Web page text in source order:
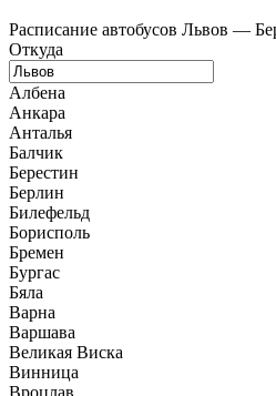
Расписание автобусов Львов —
Откуда
Албена
Анкара
Анталья
Балчик
Берестин
Берлин
Билефельд
Борисполь
Бремен
Бургас
Бяла
Варна
Варшава
Великая Виска
Винница